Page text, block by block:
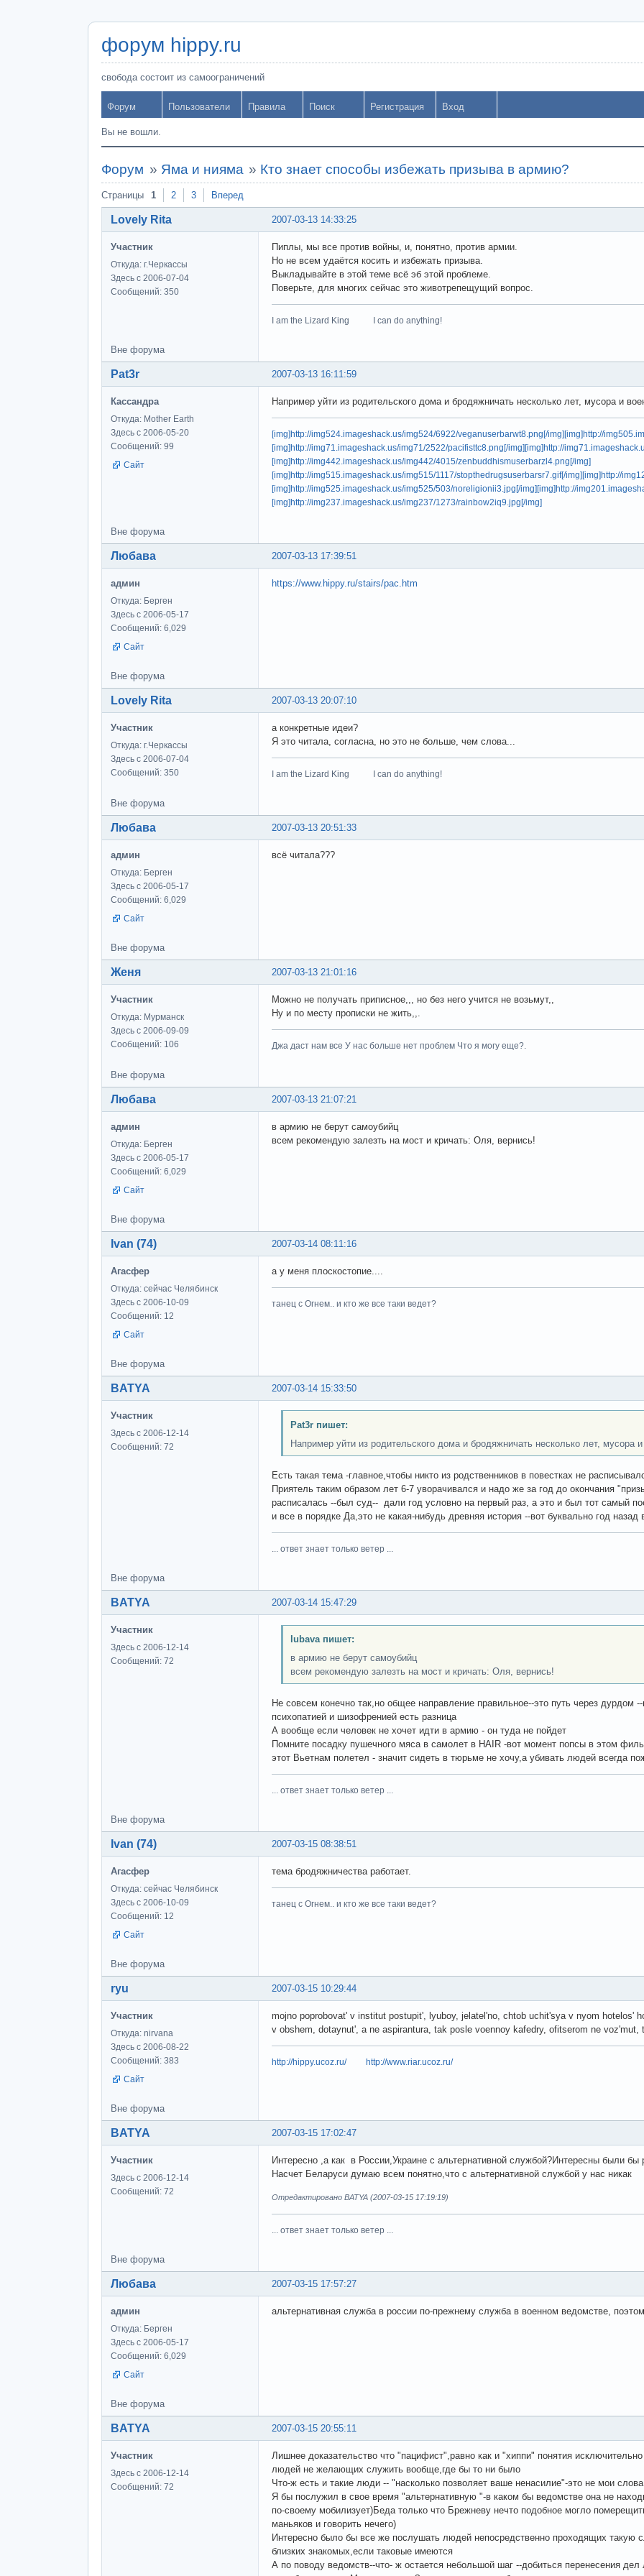
форум hippy.ru
свобода состоит из самоограничений
Форум Пользователи Правила Поиск Регистрация Вход
Вы не вошли.
Форум » Яма и нияма » Кто знает способы избежать призыва в армию?
Страницы 1 2 3 Вперед
2007-03-13 14:33:25
Lovely Rita
Участник
Откуда: г.Черкассы
Здесь с 2006-07-04
Сообщений: 350
Пиплы, мы все против войны, и, понятно, против армии.
Но не всем удаётся косить и избежать призыва.
Выкладывайте в этой теме всё эб этой проблеме.
Поверьте, для многих сейчас это животрепещущий вопрос.
I am the Lizard King I can do anything!
Вне форума
2007-03-13 16:11:59
Pat3r
Кассандра
Откуда: Mother Earth
Здесь с 2006-05-20
Сообщений: 99
Сайт
Например уйти из родительского дома и бродяжничать несколько лет, мусора и
[img]http://img524.imageshack.us/img524/6922/veganuserbarwt8.png[/img][img]http://
[img]http://img71.imageshack.us/img71/2522/pacifisttc8.png[/img][img]http://
[img]http://img442.imageshack.us/img442/4015/zenbuddhismuserbarzl4.png[/img]
[img]http://img515.imageshack.us/img515/1117/stopthedrugsuserbarsr7.gif[/img][img]http://
[img]http://img525.imageshack.us/img525/503/noreligionii3.jpg[/img][img]http://
[img]http://img237.imageshack.us/img237/1273/rainbow2iq9.jpg[/img]
Вне форума
2007-03-13 17:39:51
Любава
админ
Откуда: Берген
Здесь с 2006-05-17
Сообщений: 6,029
Сайт
https://www.hippy.ru/stairs/pac.htm
Вне форума
2007-03-13 20:07:10
Lovely Rita
Участник
Откуда: г.Черкассы
Здесь с 2006-07-04
Сообщений: 350
а конкретные идеи?
Я это читала, согласна, но это не больше, чем слова...
I am the Lizard King I can do anything!
Вне форума
2007-03-13 20:51:33
Любава
админ
Откуда: Берген
Здесь с 2006-05-17
Сообщений: 6,029
Сайт
всё читала???
Вне форума
2007-03-13 21:01:16
Женя
Участник
Откуда: Мурманск
Здесь с 2006-09-09
Сообщений: 106
Можно не получать приписное,,, но без него учится не возьмут,,
Ну и по месту прописки не жить,,.
Джа даст нам все У нас больше нет проблем Что я могу еще?.
Вне форума
2007-03-13 21:07:21
Любава
админ
Откуда: Берген
Здесь с 2006-05-17
Сообщений: 6,029
Сайт
в армию не берут самоубийц
всем рекомендую залезть на мост и кричать: Оля, вернись!
Вне форума
2007-03-14 08:11:16
Ivan (74)
Агасфер
Откуда: сейчас Челябинск
Здесь с 2006-10-09
Сообщений: 12
Сайт
а у меня плоскостопие....
танец с Огнем.. и кто же все таки ведет?
Вне форума
2007-03-14 15:33:50
BATYA
Участник
Здесь с 2006-12-14
Сообщений: 72
Pat3r пишет:
Например уйти из родительского дома и бродяжничать несколько лет, мусора
Есть такая тема -главное,чтобы никто из родственников в повестках не
Приятель таким образом лет 6-7 уворачивался и надо же за год до окончания
расписалась --был суд-- дали год условно на первый раз, а это и был тот самый
и все в порядке Да,это не какая-нибудь древняя история --вот буквально год назад
... ответ знает только ветер ...
Вне форума
2007-03-14 15:47:29
BATYA
Участник
Здесь с 2006-12-14
Сообщений: 72
lubava пишет:
в армию не берут самоубийц
всем рекомендую залезть на мост и кричать: Оля, вернись!
Не совсем конечно так,но общее направление правильное--это путь через дурдом
психопатией и шизофренией есть разница
А вообще если человек не хочет идти в армию - он туда не пойдет
Помните посадку пушечного мяса в самолет в HAIR -вот момент попсы в этом
этот Вьетнам полетел - значит сидеть в тюрьме не хочу,а убивать людей всегда
... ответ знает только ветер ...
Вне форума
2007-03-15 08:38:51
Ivan (74)
Агасфер
Откуда: сейчас Челябинск
Здесь с 2006-10-09
Сообщений: 12
Сайт
тема бродяжничества работает.
танец с Огнем.. и кто же все таки ведет?
Вне форума
2007-03-15 10:29:44
ryu
Участник
Откуда: nirvana
Здесь с 2006-08-22
Сообщений: 383
Сайт
mojno poprobovat' v institut postupit', lyuboy, jelatel'no, chtob uchit'sya v nyom hotelos'
v obshem, dotaynut', a ne aspirantura, tak posle voennoy kafedry, ofitserom ne voz'mut,
http://hippy.ucoz.ru/ http://www.riar.ucoz.ru/
Вне форума
2007-03-15 17:02:47
BATYA
Участник
Здесь с 2006-12-14
Сообщений: 72
Интересно ,а как в России,Украине с альтернативной службой?Интересны были
Насчет Беларуси думаю всем понятно,что с альтернативной службой у нас никак
Отредактировано BATYA (2007-03-15 17:19:19)
... ответ знает только ветер ...
Вне форума
2007-03-15 17:57:27
Любава
админ
Откуда: Берген
Здесь с 2006-05-17
Сообщений: 6,029
Сайт
альтернативная служба в роccии по-прежнему служба в военном ведомстве,
Вне форума
2007-03-15 20:55:11
BATYA
Участник
Здесь с 2006-12-14
Сообщений: 72
Лишнее доказательство что "пацифист",равно как и "хиппи" понятия
людей не желающих служить вообще,где бы то ни было
Что-ж есть и такие люди -- "насколько позволяет ваше ненасилие"-это не мои слова
Я бы послужил в свое время "альтернативную "-в каком бы ведомстве она не
по-своему мобилизует)Беда только что Брежневу нечто подобное могло
маньяков и говорить нечего)
Интересно было бы все же послушать людей непосредственно проходящих такую
близких знакомых,если таковые имеются
А по поводу ведомств--что- ж остается небольшой шаг --добиться перенесения